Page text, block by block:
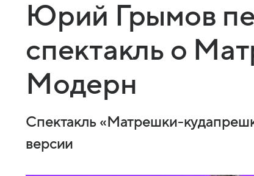
Юрий Грымов
спектакль о
Модерн
Спектакль «Матрешки-
версии